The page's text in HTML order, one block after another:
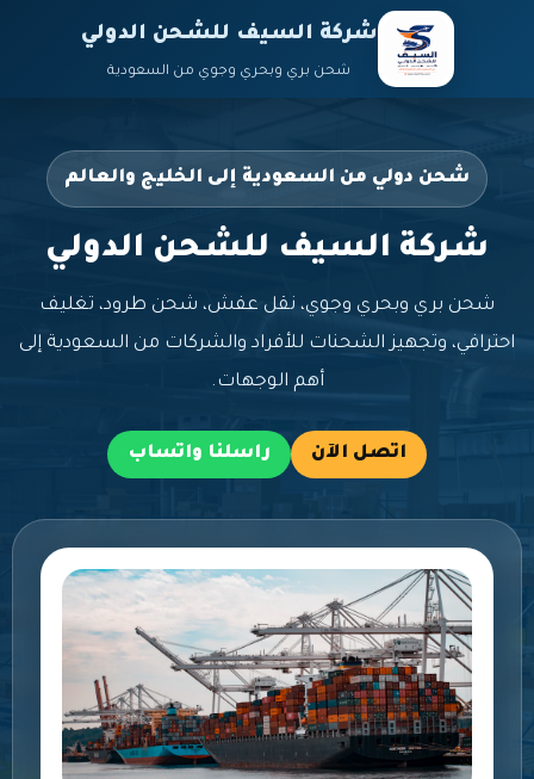
شركة السيف للشحن الدولي
شحن بري وبحري وجوي من السعودية
شحن دولي من السعودية إلى الخليج والعالم
شركة السيف للشحن الدولي
شحن بري وبحري وجوي، نقل عفش، شحن طرود، تغليف
احترافي، وتجهيز الشحنات للأفراد والشركات من السعودية إلى
أهم الوجهات.
اتصل الآن راسلنا واتساب